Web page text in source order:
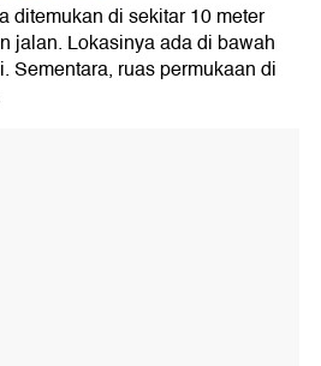
ditemukan di sekitar 10 meter
jalan. Lokasinya ada di bawah
Sementara, ruas permukaan di